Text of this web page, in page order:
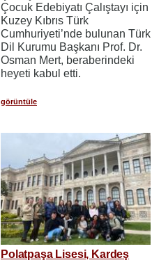
Çocuk Edebiyatı Çalıştayı için
Kuzey Kıbrıs Türk
Cumhuriyeti’nde bulunan Türk
Dil Kurumu Başkanı Prof. Dr.
Osman Mert, beraberindeki
heyeti kabul etti.
görüntüle
Polatpaşa Lisesi, Kardeş